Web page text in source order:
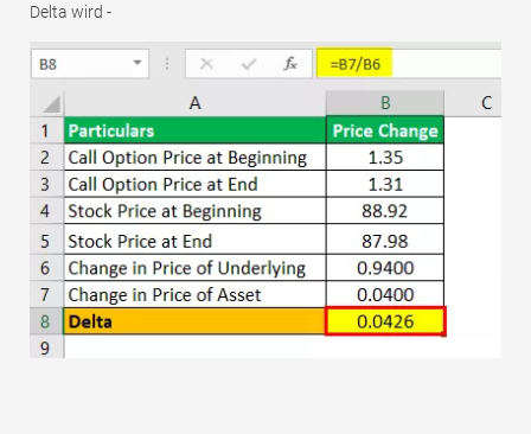
Delta wird -